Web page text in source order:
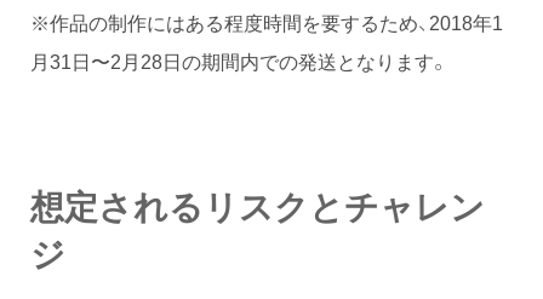
※作品の制作にはある程度時間を要するため、2018年1
月31日〜2月28日の期間内での発送となります。
想定されるリスクとチャレン
ジ